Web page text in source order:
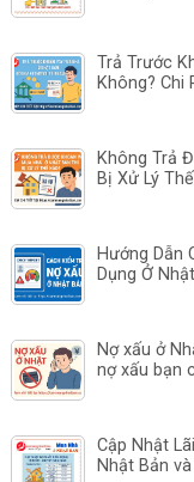
Trả Trước
Không? Chi
Không Trả
Bị Xử Lý
Hướng Dẫn
Dụng Ở
Nợ xấu ở
nợ xấu bạn
Cập Nhật
Nhật Bản